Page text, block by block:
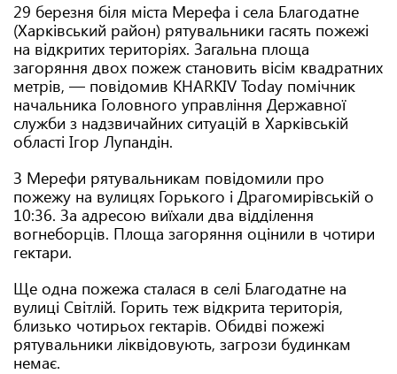
29 березня біля міста Мерефа і села Благодатне
(Харківський район) рятувальники гасять пожежі
на відкритих територіях. Загальна площа
загоряння двох пожеж становить вісім квадратних
метрів, — повідомив KHARKIV Today помічник
начальника Головного управління Державної
служби з надзвичайних ситуацій в Харківській
області Ігор Лупандін.
З Мерефи рятувальникам повідомили про
пожежу на вулицях Горького і Драгомирівській о
10:36. За адресою виїхали два відділення
вогнеборців. Площа загоряння оцінили в чотири
гектари.
Ще одна пожежа сталася в селі Благодатне на
вулиці Світлій. Горить теж відкрита територія,
близько чотирьох гектарів. Обидві пожежі
рятувальники ліквідовують, загрози будинкам
немає.